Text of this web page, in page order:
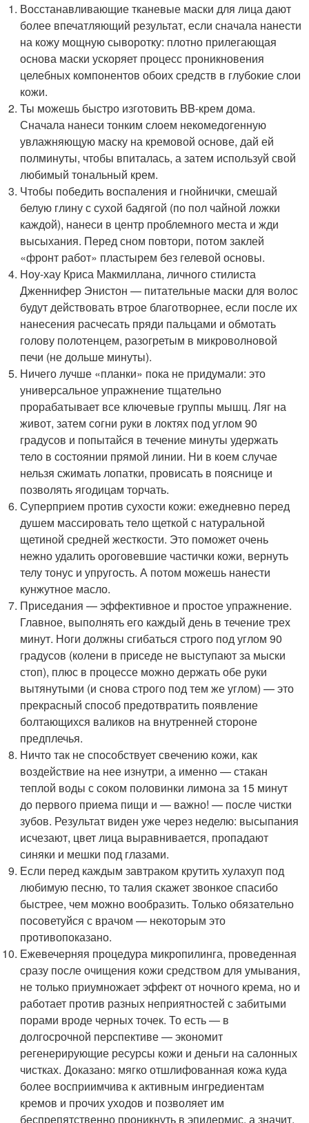
Восстанавливающие тканевые маски для лица дают
более впечатляющий результат, если сначала нанести
на кожу мощную сыворотку: плотно прилегающая
основа маски ускоряет процесс проникновения
целебных компонентов обоих средств в глубокие слои
кожи.
Ты можешь быстро изготовить BB-крем дома.
Сначала нанеси тонким слоем некомедогенную
увлажняющую маску на кремовой основе, дай ей
полминуты, чтобы впиталась, а затем используй свой
любимый тональный крем.
Чтобы победить воспаления и гнойнички, смешай
белую глину с сухой бадягой (по пол чайной ложки
каждой), нанеси в центр проблемного места и жди
высыхания. Перед сном повтори, потом заклей
«фронт работ» пластырем без гелевой основы.
Ноу-хау Криса Макмиллана, личного стилиста
Дженнифер Энистон — питательные маски для волос
будут действовать втрое благотворнее, если после их
нанесения расчесать пряди пальцами и обмотать
голову полотенцем, разогретым в микроволновой
печи (не дольше минуты).
Ничего лучше «планки» пока не придумали: это
универсальное упражнение тщательно
прорабатывает все ключевые группы мышц. Ляг на
живот, затем согни руки в локтях под углом 90
градусов и попытайся в течение минуты удержать
тело в состоянии прямой линии. Ни в коем случае
нельзя сжимать лопатки, провисать в пояснице и
позволять ягодицам торчать.
Суперприем против сухости кожи: ежедневно перед
душем массировать тело щеткой с натуральной
щетиной средней жесткости. Это поможет очень
нежно удалить ороговевшие частички кожи, вернуть
телу тонус и упругость. А потом можешь нанести
кунжутное масло.
Приседания — эффективное и простое упражнение.
Главное, выполнять его каждый день в течение трех
минут. Ноги должны сгибаться строго под углом 90
градусов (колени в приседе не выступают за мыски
стоп), плюс в процессе можно держать обе руки
вытянутыми (и снова строго под тем же углом) — это
прекрасный способ предотвратить появление
болтающихся валиков на внутренней стороне
предплечья.
Ничто так не способствует свечению кожи, как
воздействие на нее изнутри, а именно — стакан
теплой воды с соком половинки лимона за 15 минут
до первого приема пищи и — важно! — после чистки
зубов. Результат виден уже через неделю: высыпания
исчезают, цвет лица выравнивается, пропадают
синяки и мешки под глазами.
Если перед каждым завтраком крутить хулахуп под
любимую песню, то талия скажет звонкое спасибо
быстрее, чем можно вообразить. Только обязательно
посоветуйся с врачом — некоторым это
противопоказано.
Ежевечерняя процедура микропилинга, проведенная
сразу после очищения кожи средством для умывания,
не только приумножает эффект от ночного крема, но и
работает против разных неприятностей с забитыми
порами вроде черных точек. То есть — в
долгосрочной перспективе — экономит
регенерирующие ресурсы кожи и деньги на салонных
чистках. Доказано: мягко отшлифованная кожа куда
более восприимчива к активным ингредиентам
кремов и прочих уходов и позволяет им
беспрепятственно проникнуть в эпидермис, а значит,